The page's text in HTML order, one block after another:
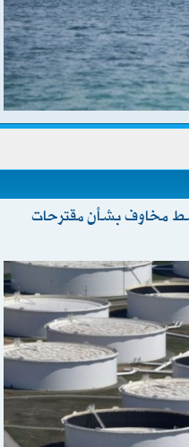
للبرميل وسط مخاوف بشأن مقترحات